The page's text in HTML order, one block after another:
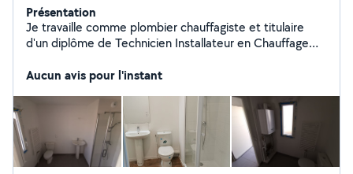
Présentation
Je travaille comme plombier chauffagiste et titulaire
d'un diplôme de Technicien Installateur en Chauffage
là pour répondre à toutes vos demandes dans ces
de bain, évier, wc, bac à douche, ballon d'eau chaude...),
ventilation, dépannage, débouchage de canalisation...
Aucun avis pour l'instant